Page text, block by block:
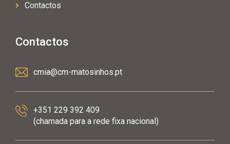
Contactos
Contactos
cmia@cm-matosinhos.pt
+351 229 392 409
(chamada para a rede fixa nacional)